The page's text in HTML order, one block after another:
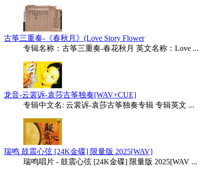
古筝三重奏-《春秋月》(Love Story Flower
专辑名称：古筝三重奏-春花秋月 英文名称：Love ...
龙音-云裳诉-袁莎古筝独奏[WAV+CUE]
专辑中文名: 云裳诉-袁莎古筝独奏专辑 专辑英文 ...
瑞鸣 鼓震心弦 [24K金碟] 限量版 2025[WAV]
瑞鸣唱片 - 鼓震心弦 [24K金碟] 限量版 2025[WAV ...